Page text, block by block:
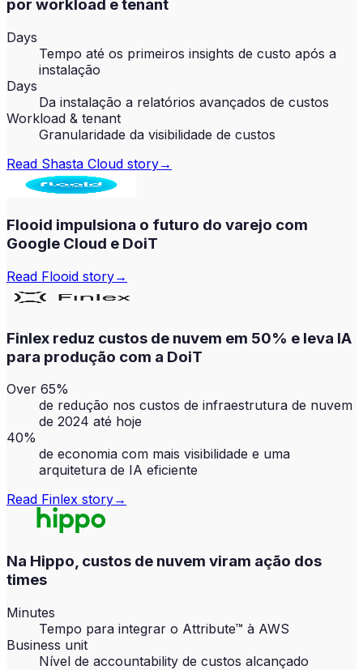
por workload e tenant
Days
Tempo até os primeiros insights de custo após a
instalação
Days
Da instalação a relatórios avançados de custos
Workload & tenant
Granularidade da visibilidade de custos
Read Shasta Cloud story→
Flooid impulsiona o futuro do varejo com
Google Cloud e DoiT
Read Flooid story→
Finlex reduz custos de nuvem em 50% e leva IA
para produção com a DoiT
Over 65%
de redução nos custos de infraestrutura de nuvem
de 2024 até hoje
40%
de economia com mais visibilidade e uma
arquitetura de IA eficiente
Read Finlex story→
Na Hippo, custos de nuvem viram ação dos
times
Minutes
Tempo para integrar o Attribute™ à AWS
Business unit
Nível de accountability de custos alcançado